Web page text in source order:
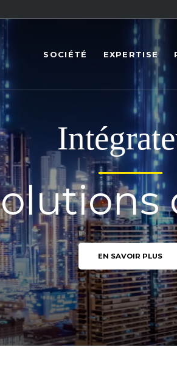
SOCIÉTÉ EXPERTISE
EN SAVOIR PLUS